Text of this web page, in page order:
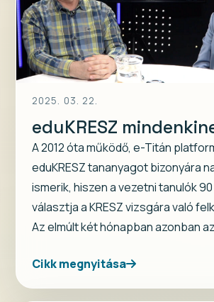
2025. 03. 22.
eduKRESZ
A 2012 óta működő, e-Titán
eduKRESZ tananyagot bizonyára
ismerik, hiszen a vezetni tanulók
választja a KRESZ vizsgára való
Az elmúlt két hónapban azonban
Cikk megnyitása